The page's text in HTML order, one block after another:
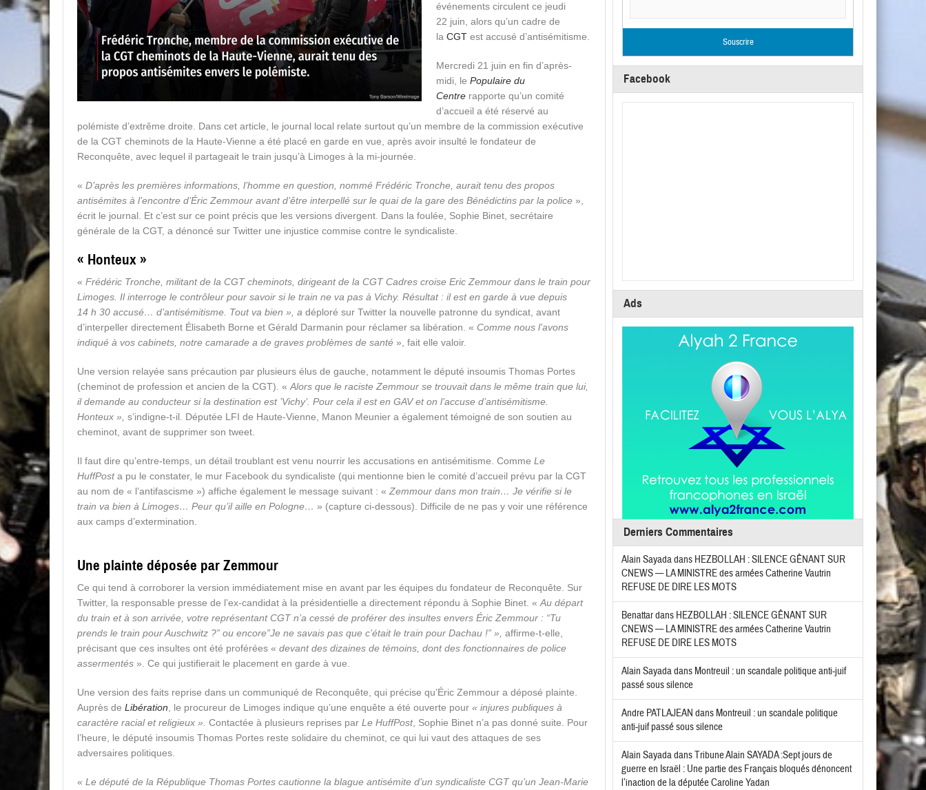
événements circulent ce jeudi
22 juin, alors qu’un cadre de
la CGT est accusé d’antisémitisme.
Mercredi 21 juin en fin d’après-
midi, le Populaire du
Centre rapporte qu’un comité
d’accueil a été réservé au
polémiste d’extrême droite. Dans cet article, le journal local relate surtout qu’un membre de la commission exécutive
de la CGT cheminots de la Haute-Vienne a été placé en garde en vue, après avoir insulté le fondateur de
Reconquête, avec lequel il partageait le train jusqu’à Limoges à la mi-journée.
« D’après les premières informations, l’homme en question, nommé Frédéric Tronche, aurait tenu des propos
antisémites à l’encontre d’Éric Zemmour avant d’être interpellé sur le quai de la gare des Bénédictins par la police »,
écrit le journal. Et c’est sur ce point précis que les versions divergent. Dans la foulée, Sophie Binet, secrétaire
générale de la CGT, a dénoncé sur Twitter une injustice commise contre le syndicaliste.
« Honteux »
« Frédéric Tronche, militant de la CGT cheminots, dirigeant de la CGT Cadres croise Eric Zemmour dans le train pour
Limoges. Il interroge le contrôleur pour savoir si le train ne va pas à Vichy. Résultat : il est en garde à vue depuis
14 h 30 accusé… d’antisémitisme. Tout va bien », a déploré sur Twitter la nouvelle patronne du syndicat, avant
d’interpeller directement Élisabeth Borne et Gérald Darmanin pour réclamer sa libération. « Comme nous l’avons
indiqué à vos cabinets, notre camarade a de graves problèmes de santé », fait elle valoir.
Une version relayée sans précaution par plusieurs élus de gauche, notamment le député insoumis Thomas Portes
(cheminot de profession et ancien de la CGT). « Alors que le raciste Zemmour se trouvait dans le même train que lui,
il demande au conducteur si la destination est ’Vichy’. Pour cela il est en GAV et on l’accuse d’antisémitisme.
Honteux », s’indigne-t-il. Députée LFI de Haute-Vienne, Manon Meunier a également témoigné de son soutien au
cheminot, avant de supprimer son tweet.
Il faut dire qu’entre-temps, un détail troublant est venu nourrir les accusations en antisémitisme. Comme Le
HuffPosta pu le constater, le mur Facebook du syndicaliste (qui mentionne bien le comité d’accueil prévu par la CGT
au nom de « l’antifascisme ») affiche également le message suivant : « Zemmour dans mon train… Je vérifie si le
train va bien à Limoges… Peur qu’il aille en Pologne… » (capture ci-dessous). Difficile de ne pas y voir une référence
aux camps d’extermination.
Une plainte déposée par Zemmour
Ce qui tend à corroborer la version immédiatement mise en avant par les équipes du fondateur de Reconquête. Sur
Twitter, la responsable presse de l’ex-candidat à la présidentielle a directement répondu à Sophie Binet. « Au départ
du train et à son arrivée, votre représentant CGT n’a cessé de proférer des insultes envers Éric Zemmour : “Tu
prends le train pour Auschwitz ?” ou encore”Je ne savais pas que c’était le train pour Dachau !” », affirme-t-elle,
précisant que ces insultes ont été proférées « devant des dizaines de témoins, dont des fonctionnaires de police
assermentés ». Ce qui justifierait le placement en garde à vue.
Une version des faits reprise dans un communiqué de Reconquête, qui précise qu’Éric Zemmour a déposé plainte.
Auprès de Libération , le procureur de Limoges indique qu’une enquête a été ouverte pour « injures publiques à
caractère racial et religieux ». Contactée à plusieurs reprises par Le HuffPost, Sophie Binet n’a pas donné suite. Pour
l’heure, le député insoumis Thomas Portes reste solidaire du cheminot, ce qui lui vaut des attaques de ses
adversaires politiques.
« Le député de la République Thomas Portes cautionne la blague antisémite d’un syndicaliste CGT qu’un Jean-Marie
Facebook
Ads
Derniers Commentaires
Alain Sayadadans HEZBOLLAH : SILENCE GÊNANT SUR
CNEWS — LA MINISTRE des armées Catherine Vautrin
REFUSE DE DIRE LES MOTS
Benattardans HEZBOLLAH : SILENCE GÊNANT SUR
CNEWS — LA MINISTRE des armées Catherine Vautrin
REFUSE DE DIRE LES MOTS
Alain Sayadadans Montreuil : un scandale politique anti-juif
passé sous silence
Andre PATLAJEAN dans Montreuil : un scandale politique
anti-juif passé sous silence
Alain SayadadansTribune Alain SAYADA :Sept jours de
guerre en Israël : Une partie des Français bloqués dénoncent
l’inaction de la députée Caroline Yadan